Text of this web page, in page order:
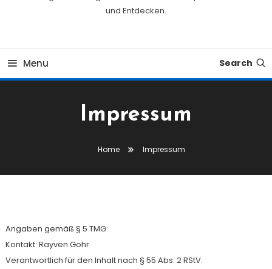
und Entdecken.
Menu Search
Impressum
Home Impressum
Angaben gemäß § 5 TMG:
Kontakt: Rayven Gohr
Verantwortlich für den Inhalt nach § 55 Abs. 2 RStV: